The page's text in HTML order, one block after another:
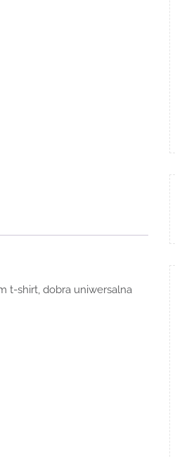
t-shirt, dobra uniwersalna